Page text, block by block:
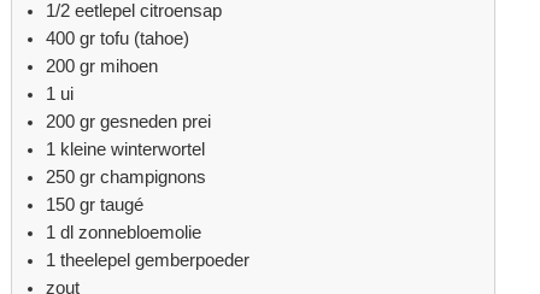
1/2 eetlepel citroensap
400 gr tofu (tahoe)
200 gr mihoen
1 ui
200 gr gesneden prei
1 kleine winterwortel
250 gr champignons
150 gr taugé
1 dl zonnebloemolie
1 theelepel gemberpoeder
zout